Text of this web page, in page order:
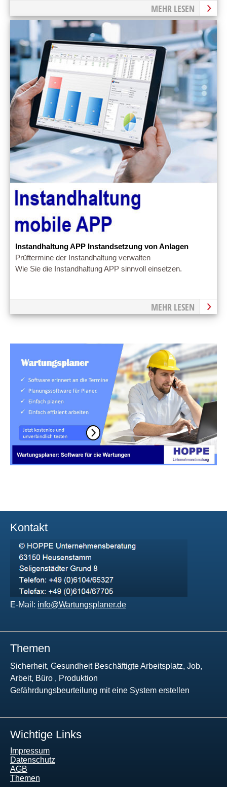
MEHR LESEN
Instandhaltung APP Instandsetzung von Anlagen
Prüftermine der Instandhaltung verwalten
Wie Sie die Instandhaltung APP sinnvoll einsetzen.
MEHR LESEN
Kontakt
E-Mail: info@Wartungsplaner.de
Themen
Sicherheit, Gesundheit Beschäftigte Arbeitsplatz, Job,
Arbeit, Büro , Produktion
Gefährdungsbeurteilung mit eine System erstellen
Wichtige Links
Impressum
Datenschutz
AGB
Themen